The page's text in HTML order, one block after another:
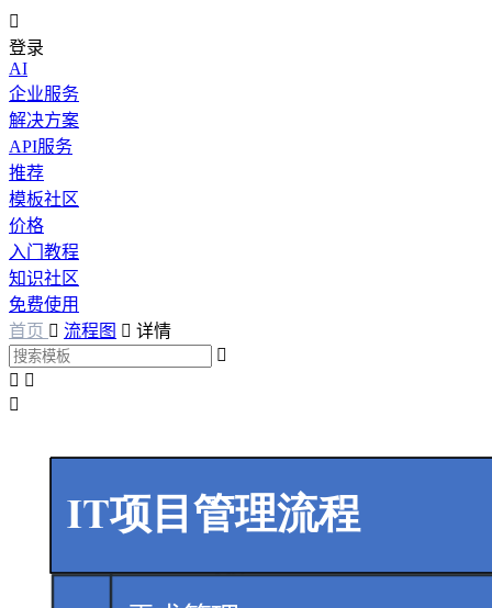

登录
AI
企业服务
解决方案
API服务
推荐
模板社区
价格
入门教程
知识社区
免费使用
首页  流程图  详情

 
